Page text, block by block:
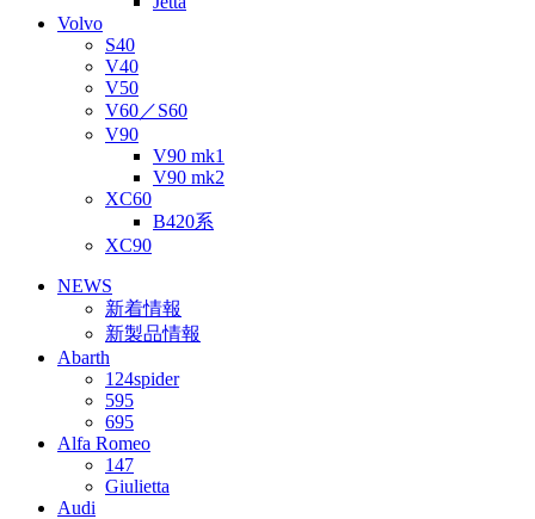
Volvo
S40
V40
V50
V60／S60
V90
V90 mk1
V90 mk2
XC60
B420系
XC90
NEWS
新着情報
新製品情報
Abarth
124spider
595
695
Alfa Romeo
147
Giulietta
Audi